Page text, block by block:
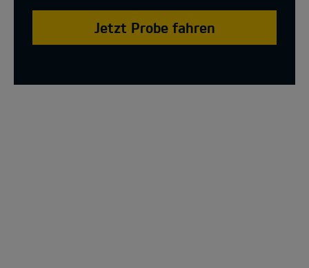
Jetzt Probe fahren